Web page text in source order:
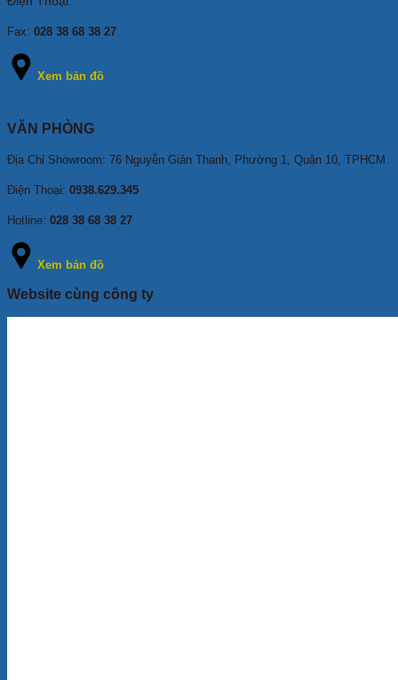
Fax: 028 38 68 38 27
Xem bản đồ
VĂN PHÒNG
Địa Chỉ Showroom: 76 Nguyễn Giản Thanh, Phường 1, Quận 10, TPHCM
Điện Thoại: 0938.629.345
Hotline: 028 38 68 38 27
Xem bản đồ
Website cùng công ty